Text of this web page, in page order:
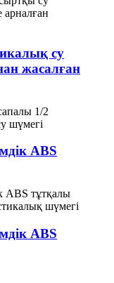
су
жасалған
ABS
ABS